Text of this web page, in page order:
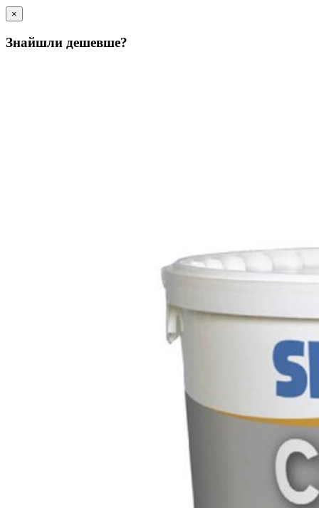
×
Знайшли дешевше?